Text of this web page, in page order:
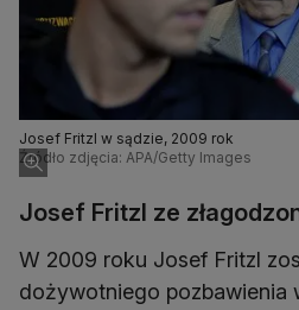
Josef Fritzl w sądzie, 2009 rok
Źródło zdjęcia: APA/Getty Images
Josef Fritzl ze
W 2009 roku Josef Fritzl
dożywotniego pozbawienia